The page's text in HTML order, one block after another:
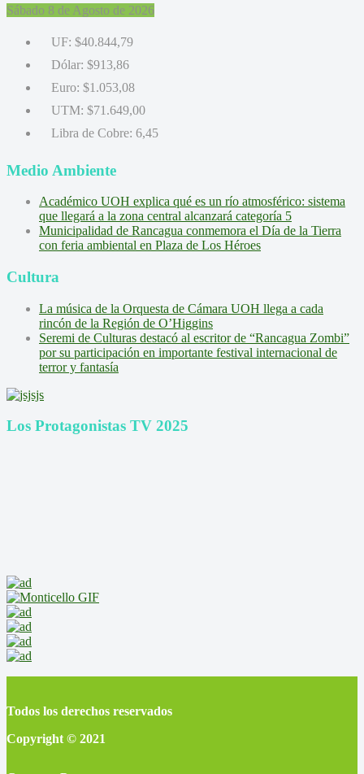
Sábado 8 de Agosto de 2026
UF: $40.844,79
Dólar: $913,86
Euro: $1.053,08
UTM: $71.649,00
Libra de Cobre: 6,45
Medio Ambiente
Académico UOH explica qué es un río atmosférico: sistema
que llegará a la zona central alcanzará categoría 5
Municipalidad de Rancagua conmemora el Día de la Tierra
con feria ambiental en Plaza de Los Héroes
Cultura
La música de la Orquesta de Cámara UOH llega a cada
rincón de la Región de O’Higgins
Seremi de Culturas destacó al escritor de “Rancagua Zombi”
por su participación en importante festival internacional de
terror y fantasía
Los Protagonistas TV 2025
Todos los derechos reservados
Copyright © 2021